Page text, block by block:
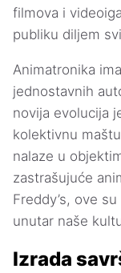
filmova i
publiku diljem
Animatronika
jednostavnih
novija evolucija
kolektivnu
nalaze u
zastrašujuće
Freddy’s, ove
unutar naše
Izrada